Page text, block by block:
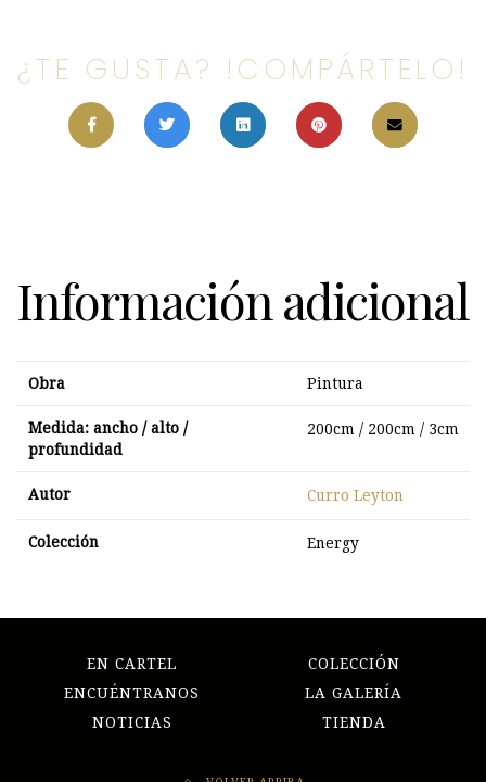
¿TE GUSTA? !COMPÁRTELO!
Información adicional
Obra Pintura
Medida: ancho / alto /
profundidad
200cm / 200cm / 3cm
Autor Curro Leyton
Colección Energy
EN CARTEL
COLECCIÓN
ENCUÉNTRANOS
LA GALERÍA
NOTICIAS
TIENDA